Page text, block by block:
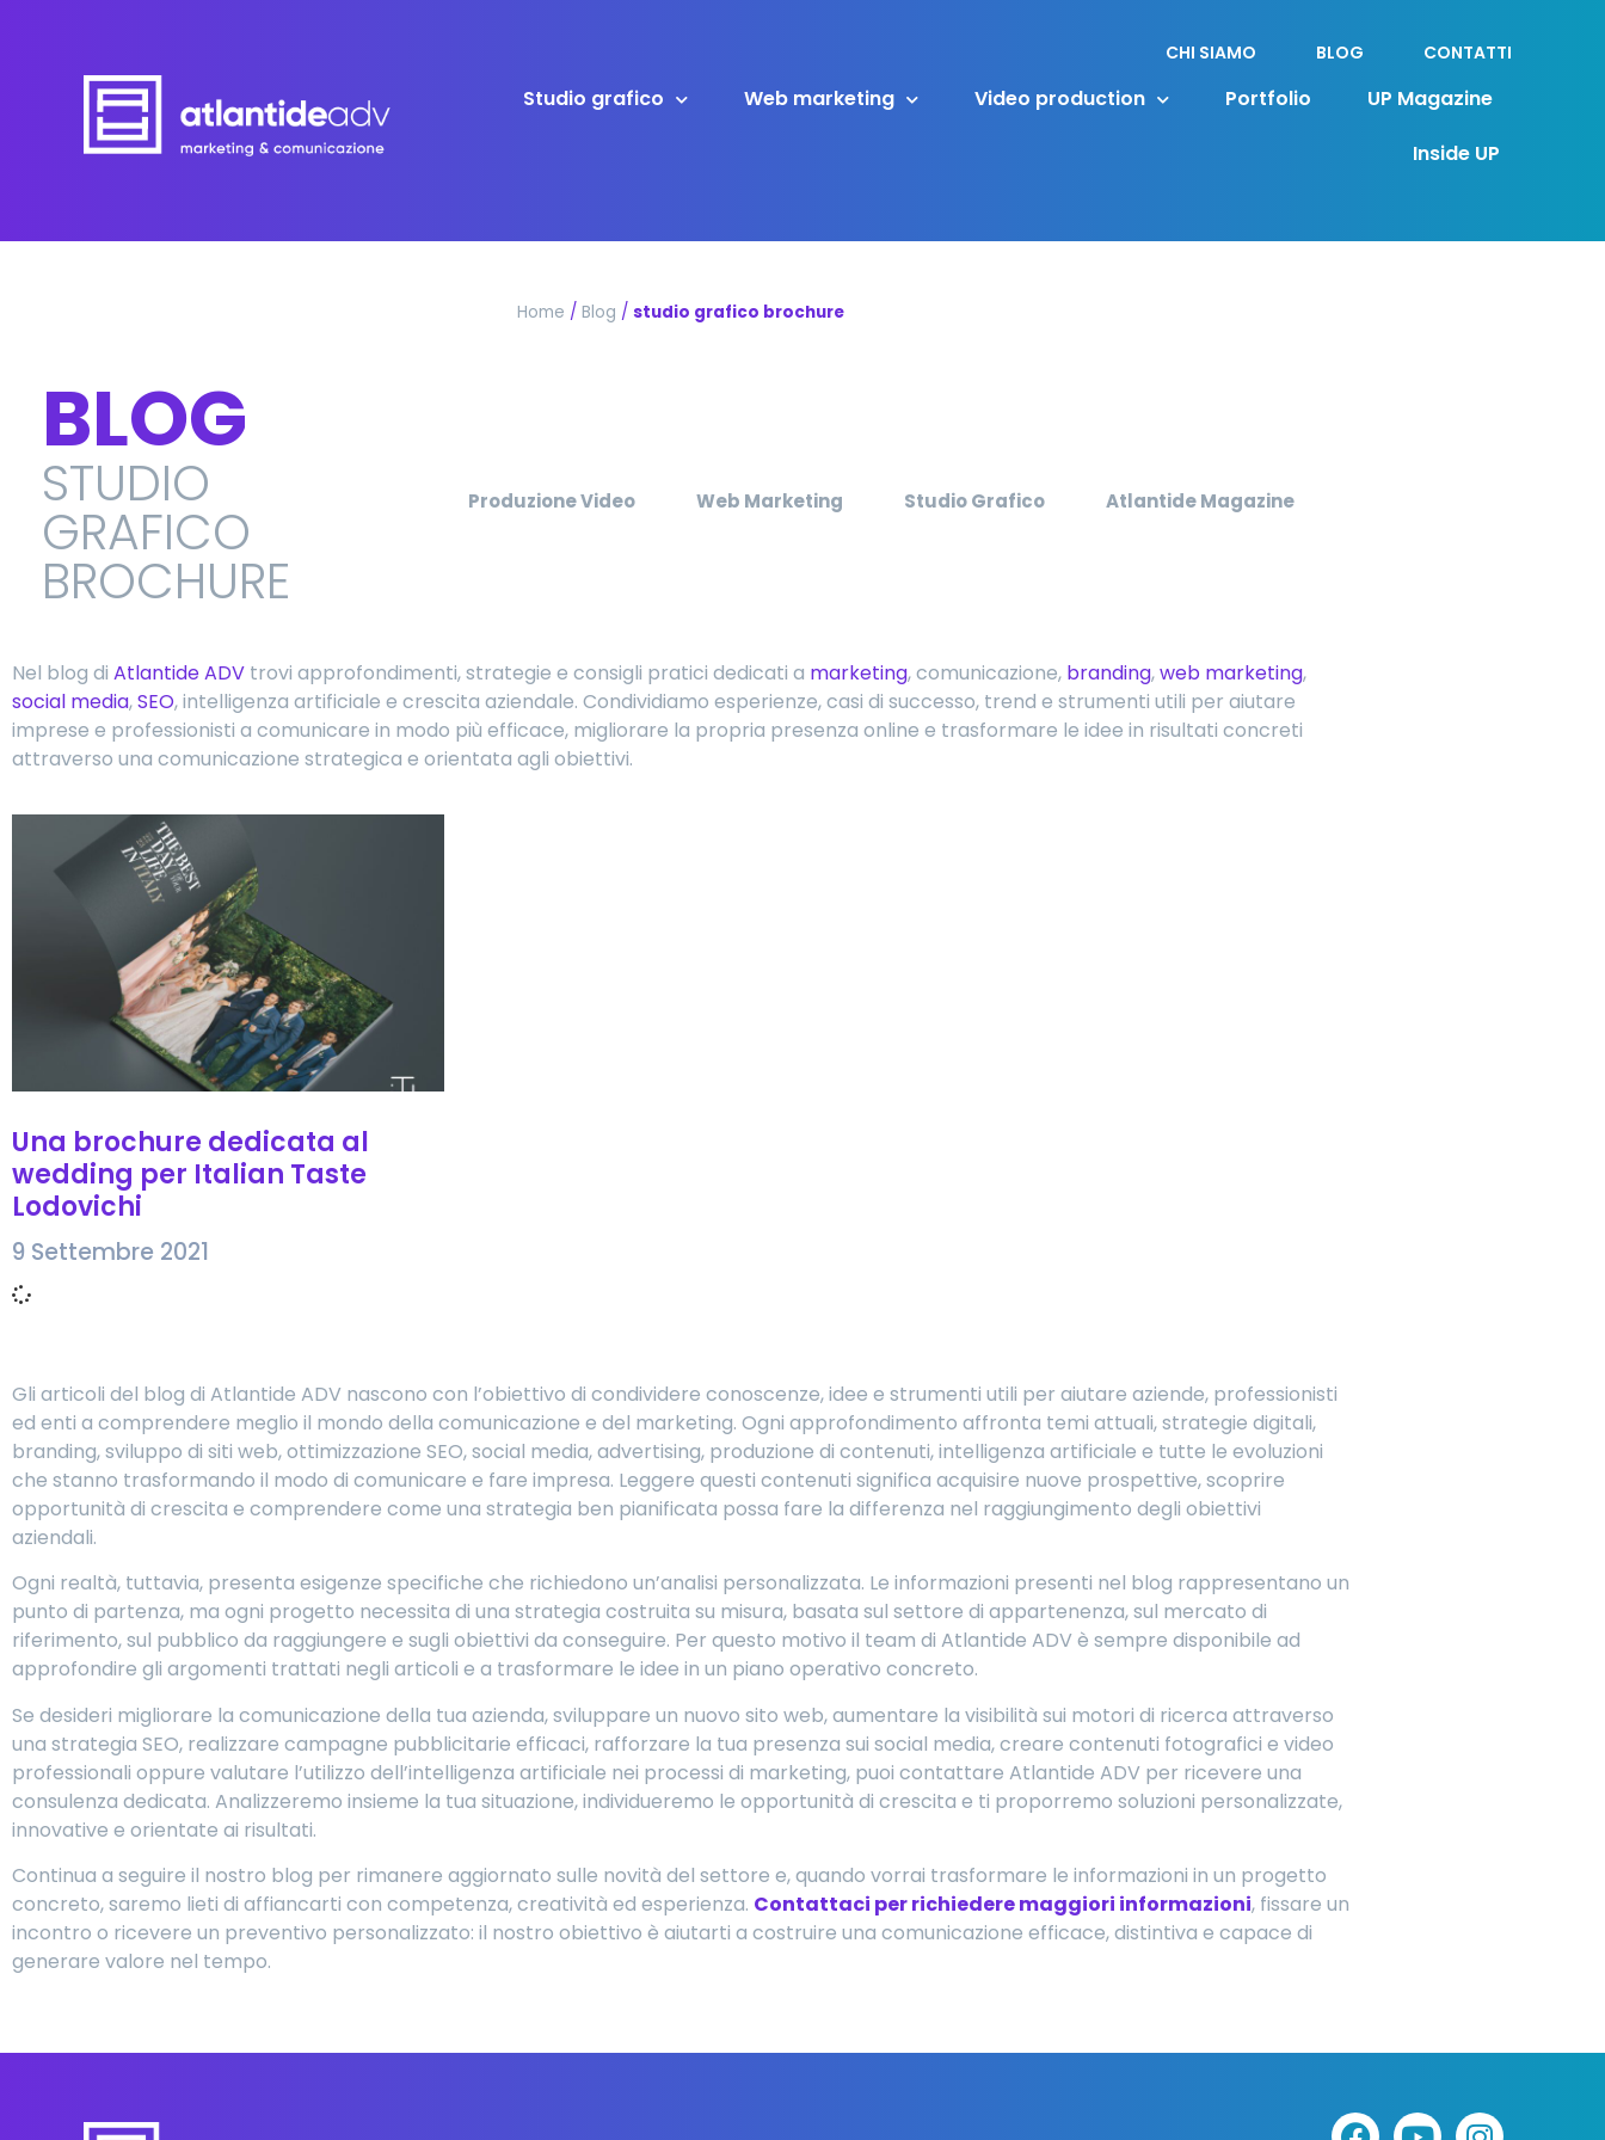
CHI SIAMO BLOG CONTATTI
Studio grafico Web marketing Video production Portfolio
UP Magazine
Inside UP
Home / Blog / studio grafico brochure
BLOG
STUDIO
GRAFICO
BROCHURE
Produzione Video Web Marketing Studio Grafico Atlantide Magazine
Nel blog di Atlantide ADV trovi approfondimenti, strategie e consigli pratici dedicati a marketing, comunicazione, branding,web marketing,
social media,SEO, intelligenza artificiale e crescita aziendale. Condividiamo esperienze, casi di successo, trend e strumenti utili per aiutare
imprese e professionisti a comunicare in modo più efficace, migliorare la propria presenza online e trasformare le idee in risultati concreti
attraverso una comunicazione strategica e orientata agli obiettivi.
Una brochure dedicata al
wedding per Italian Taste
Lodovichi
9 Settembre 2021
Gli articoli del blog di Atlantide ADV nascono con l’obiettivo di condividere conoscenze, idee e strumenti utili per aiutare aziende, professionisti
ed enti a comprendere meglio il mondo della comunicazione e del marketing. Ogni approfondimento affronta temi attuali, strategie digitali,
branding, sviluppo di siti web, ottimizzazione SEO, social media, advertising, produzione di contenuti, intelligenza artificiale e tutte le evoluzioni
che stanno trasformando il modo di comunicare e fare impresa. Leggere questi contenuti significa acquisire nuove prospettive, scoprire
opportunità di crescita e comprendere come una strategia ben pianificata possa fare la differenza nel raggiungimento degli obiettivi
aziendali.
Ogni realtà, tuttavia, presenta esigenze specifiche che richiedono un’analisi personalizzata. Le informazioni presenti nel blog rappresentano un
punto di partenza, ma ogni progetto necessita di una strategia costruita su misura, basata sul settore di appartenenza, sul mercato di
riferimento, sul pubblico da raggiungere e sugli obiettivi da conseguire. Per questo motivo il team di Atlantide ADV è sempre disponibile ad
approfondire gli argomenti trattati negli articoli e a trasformare le idee in un piano operativo concreto.
Se desideri migliorare la comunicazione della tua azienda, sviluppare un nuovo sito web, aumentare la visibilità sui motori di ricerca attraverso
una strategia SEO, realizzare campagne pubblicitarie efficaci, rafforzare la tua presenza sui social media, creare contenuti fotografici e video
professionali oppure valutare l’utilizzo dell’intelligenza artificiale nei processi di marketing, puoi contattare Atlantide ADV per ricevere una
consulenza dedicata. Analizzeremo insieme la tua situazione, individueremo le opportunità di crescita e ti proporremo soluzioni personalizzate,
innovative e orientate ai risultati.
Continua a seguire il nostro blog per rimanere aggiornato sulle novità del settore e, quando vorrai trasformare le informazioni in un progetto
concreto, saremo lieti di affiancarti con competenza, creatività ed esperienza. Contattaci per richiedere maggiori informazioni, fissare un
incontro o ricevere un preventivo personalizzato: il nostro obiettivo è aiutarti a costruire una comunicazione efficace, distintiva e capace di
generare valore nel tempo.